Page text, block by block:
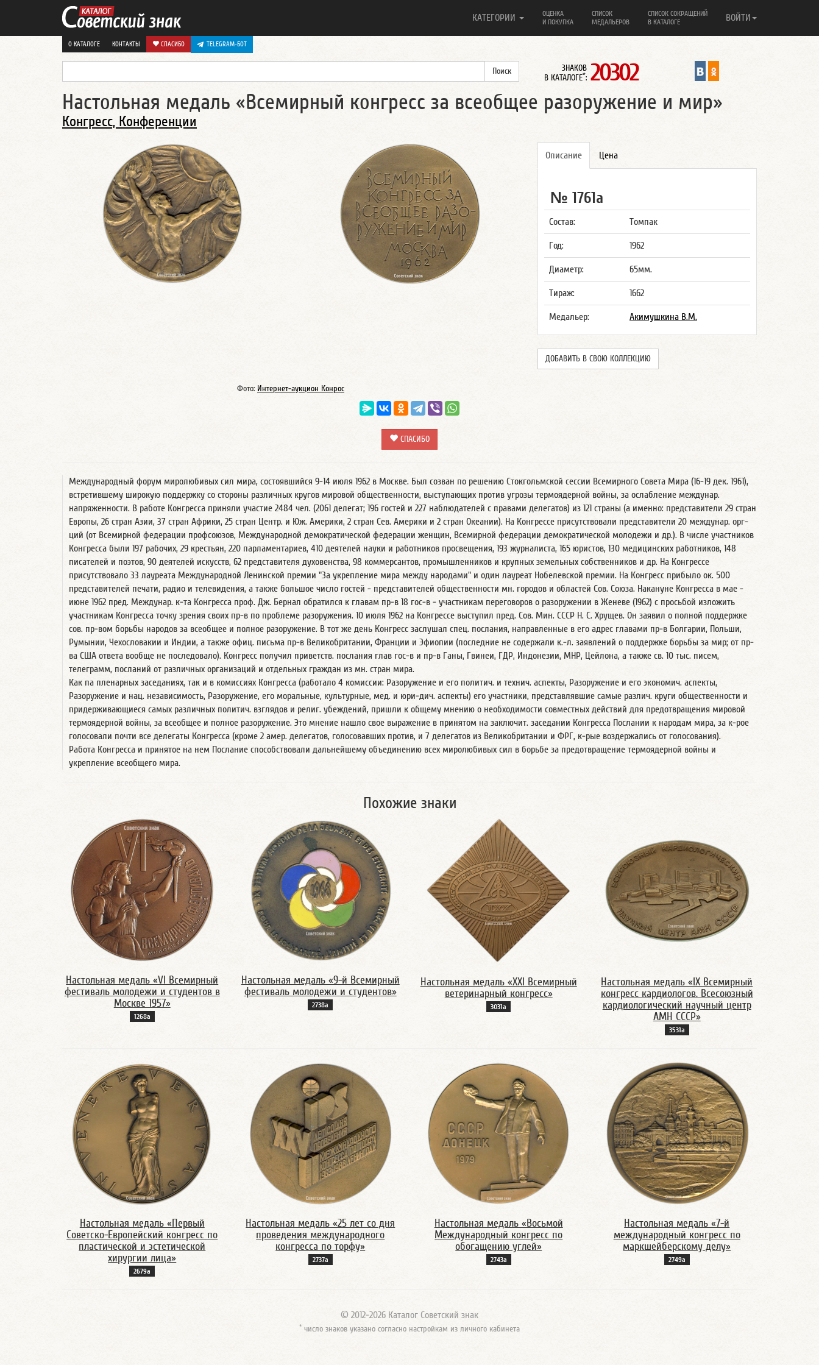
КАТЕГОРИИ
ОЦЕНКА
И ПОКУПКА
СПИСОК
МЕДАЛЬЕРОВ
СПИСОК СОКРАЩЕНИЙ
В КАТАЛОГЕ
ВОЙТИ
О КАТАЛОГЕ КОНТАКТЫ СПАСИБО TELEGRAM-БОТ
ЗНАКОВ
В КАТАЛОГЕ*: 20302
Настольная медаль «Всемирный конгресс за всеобщее разоружение и мир»
Конгресс, Конференции
Описание Цена
№ 1761а
Состав: Томпак
Год: 1962
Диаметр: 65мм.
Тираж: 1662
Медальер: Акимушкина В.М.
ДОБАВИТЬ В СВОЮ КОЛЛЕКЦИЮ
Фото: Интернет-аукцион Конрос
СПАСИБО
Международный форум миролюбивых сил мира, состоявшийся 9-14 июля 1962 в Москве. Был созван по решению Стокгольмской сессии Всемирного Совета Мира (16-19 дек. 1961),
встретившему широкую поддержку со стороны различных кругов мировой общественности, выступающих против угрозы термоядерной войны, за ослабление междунар.
напряженности. В работе Конгресса приняли участие 2484 чел. (2061 делегат; 196 гостей и 227 наблюдателей с правами делегатов) из 121 страны (а именно: представители 29 стран
Европы, 26 стран Азии, 37 стран Африки, 25 стран Центр. и Юж. Америки, 2 стран Сев. Америки и 2 стран Океании). На Конгрессе присутствовали представители 20 междунар. орг-
ций (от Всемирной федерации профсоюзов, Международной демократической федерации женщин, Всемирной федерации демократической молодежи и др.). В числе участников
Конгресса были 197 рабочих, 29 крестьян, 220 парламентариев, 410 деятелей науки и работников просвещения, 193 журналиста, 165 юристов, 130 медицинских работников, 148
писателей и поэтов, 90 деятелей искусств, 62 представителя духовенства, 98 коммерсантов, промышленников и крупных земельных собственников и др. На Конгрессе
присутствовало 33 лауреата Международной Ленинской премии "За укрепление мира между народами" и один лауреат Нобелевской премии. На Конгресс прибыло ок. 500
представителей печати, радио и телевидения, а также большое число гостей - представителей общественности мн. городов и областей Сов. Союза. Накануне Конгресса в мае -
июне 1962 пред. Междунар. к-та Конгресса проф. Дж. Бернал обратился к главам пр-в 18 гос-в - участникам переговоров о разоружении в Женеве (1962) с просьбой изложить
участникам Конгресса точку зрения своих пр-в по проблеме разоружения. 10 июля 1962 на Конгрессе выступил пред. Сов. Мин. СССР Н. С. Хрущев. Он заявил о полной поддержке
сов. пр-вом борьбы народов за всеобщее и полное разоружение. В тот же день Конгресс заслушал спец. послания, направленные в его адрес главами пр-в Болгарии, Польши,
Румынии, Чехословакии и Индии, а также офиц. письма пр-в Великобритании, Франции и Эфиопии (последние не содержали к.-л. заявлений о поддержке борьбы за мир; от пр-
ва США ответа вообще не последовало). Конгресс получил приветств. послания глав гос-в и пр-в Ганы, Гвинеи, ГДР, Индонезии, МНР, Цейлона, а также св. 10 тыс. писем,
телеграмм, посланий от различных организаций и отдельных граждан из мн. стран мира.
Как па пленарных заседаниях, так и в комиссиях Конгресса (работало 4 комиссии: Разоружение и его политич. и технич. аспекты, Разоружение и его экономич. аспекты,
Разоружение и нац. независимость, Разоружение, его моральные, культурные, мед. и юри-дич. аспекты) его участники, представлявшие самые различ. круги общественности и
придерживающиеся самых различных политич. взглядов и религ. убеждений, пришли к общему мнению о необходимости совместных действий для предотвращения мировой
термоядерной войны, за всеобщее и полное разоружение. Это мнение нашло свое выражение в принятом на заключит. заседании Конгресса Послании к народам мира, за к-рое
голосовали почти все делегаты Конгресса (кроме 2 амер. делегатов, голосовавших против, и 7 делегатов из Великобритании и ФРГ, к-рые воздержались от голосования).
Работа Конгресса и принятое на нем Послание способствовали дальнейшему объединению всех миролюбивых сил в борьбе за предотвращение термоядерной войны и
укрепление всеобщего мира.
Похожие знаки
Настольная медаль «VI Всемирный
фестиваль молодежи и студентов в
Москве 1957»
1268а
Настольная медаль «9-й Всемирный
фестиваль молодежи и студентов»
2738а
Настольная медаль «XXI Всемирный
ветеринарный конгресс»
3031а
Настольная медаль «IX Всемирный
конгресс кардиологов. Всесоюзный
кардиологический научный центр
АМН СССР»
3531а
Настольная медаль «Первый
Советско-Европейский конгресс по
пластической и эстетической
хирургии лица»
2679а
Настольная медаль «25 лет со дня
проведения международного
конгресса по торфу»
2737а
Настольная медаль «Восьмой
Международный конгресс по
обогащению углей»
2743а
Настольная медаль «7-й
международный конгресс по
маркшейберскому делу»
2749а
© 2012-2026 Каталог Советский знак
* число знаков указано согласно настройкам из личного кабинета